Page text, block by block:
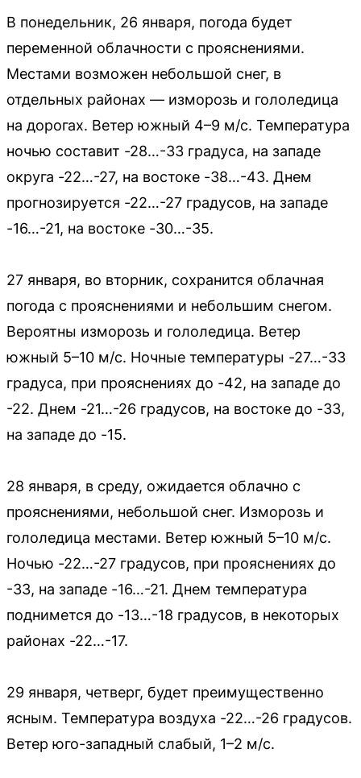
В понедельник, 26 января, погода будет
переменной облачности с прояснениями.
Местами возможен небольшой снег, в
отдельных районах — изморозь и гололедица
на дорогах. Ветер южный 4–9 м/с. Температура
ночью составит -28…-33 градуса, на западе
округа -22…-27, на востоке -38…-43. Днем
прогнозируется -22…-27 градусов, на западе
-16…-21, на востоке -30…-35.
27 января, во вторник, сохранится облачная
погода с прояснениями и небольшим снегом.
Вероятны изморозь и гололедица. Ветер
южный 5–10 м/с. Ночные температуры -27…-33
градуса, при прояснениях до -42, на западе до
-22. Днем -21…-26 градусов, на востоке до -33,
на западе до -15.
28 января, в среду, ожидается облачно с
прояснениями, небольшой снег. Изморозь и
гололедица местами. Ветер южный 5–10 м/с.
Ночью -22…-27 градусов, при прояснениях до
-33, на западе -16…-21. Днем температура
поднимется до -13…-18 градусов, в некоторых
районах -22…-17.
29 января, четверг, будет преимущественно
ясным. Температура воздуха -22…-26 градусов.
Ветер юго-западный слабый, 1–2 м/с.